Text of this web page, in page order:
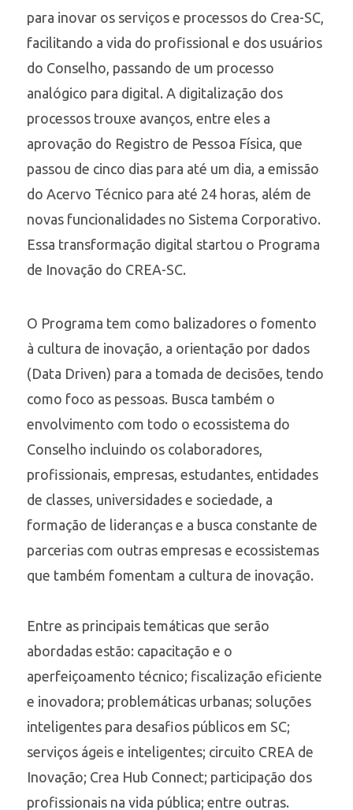
para inovar os serviços e processos do Crea-SC,
facilitando a vida do profissional e dos usuários
do Conselho, passando de um processo
analógico para digital. A digitalização dos
processos trouxe avanços, entre eles a
aprovação do Registro de Pessoa Física, que
passou de cinco dias para até um dia, a emissão
do Acervo Técnico para até 24 horas, além de
novas funcionalidades no Sistema Corporativo.
Essa transformação digital startou o Programa
de Inovação do CREA-SC.
O Programa tem como balizadores o fomento
à cultura de inovação, a orientação por dados
(Data Driven) para a tomada de decisões, tendo
como foco as pessoas. Busca também o
envolvimento com todo o ecossistema do
Conselho incluindo os colaboradores,
profissionais, empresas, estudantes, entidades
de classes, universidades e sociedade, a
formação de lideranças e a busca constante de
parcerias com outras empresas e ecossistemas
que também fomentam a cultura de inovação.
Entre as principais temáticas que serão
abordadas estão: capacitação e o
aperfeiçoamento técnico; fiscalização eficiente
e inovadora; problemáticas urbanas; soluções
inteligentes para desafios públicos em SC;
serviços ágeis e inteligentes; circuito CREA de
Inovação; Crea Hub Connect; participação dos
profissionais na vida pública; entre outras.